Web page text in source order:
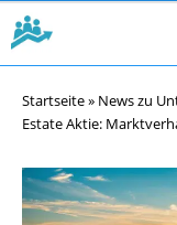
Startseite» News zu
Estate Aktie: